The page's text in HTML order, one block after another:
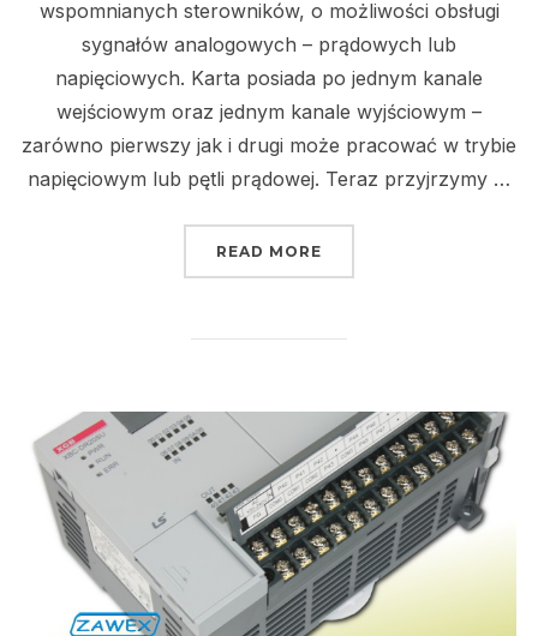
wspomnianych sterowników, o możliwości obsługi
sygnałów analogowych – prądowych lub
napięciowych. Karta posiada po jednym kanale
wejściowym oraz jednym kanale wyjściowym –
zarówno pierwszy jak i drugi może pracować w trybie
napięciowym lub pętli prądowej. Teraz przyjrzymy …
READ MORE